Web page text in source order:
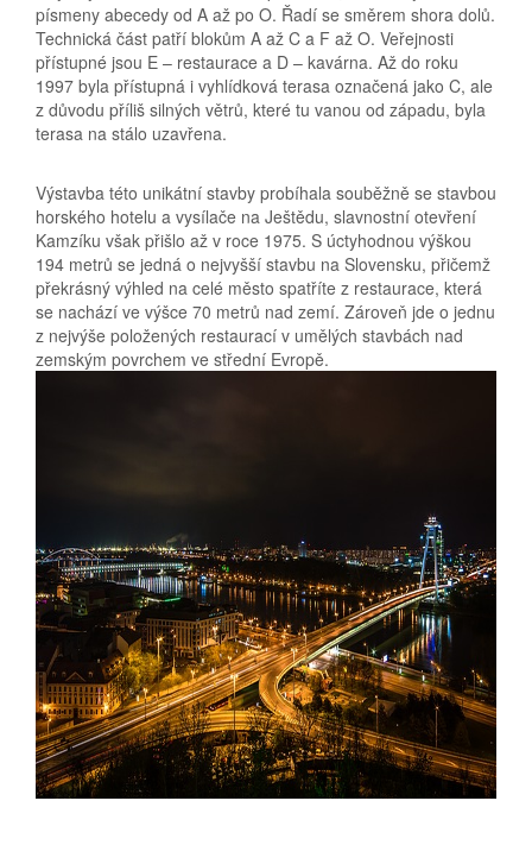
písmeny abecedy od A až po O. Řadí se směrem shora dolů.
Technická část patří blokům A až C a F až O. Veřejnosti
přístupné jsou E – restaurace a D – kavárna. Až do roku
1997 byla přístupná i vyhlídková terasa označená jako C, ale
z důvodu příliš silných větrů, které tu vanou od západu, byla
terasa na stálo uzavřena.
Výstavba této unikátní stavby probíhala souběžně se stavbou
horského hotelu a vysílače na Ještědu, slavnostní otevření
Kamzíku však přišlo až v roce 1975. S úctyhodnou výškou
194 metrů se jedná o nejvyšší stavbu na Slovensku, přičemž
překrásný výhled na celé město spatříte z restaurace, která
se nachází ve výšce 70 metrů nad zemí. Zároveň jde o jednu
z nejvýše položených restaurací v umělých stavbách nad
zemským povrchem ve střední Evropě.